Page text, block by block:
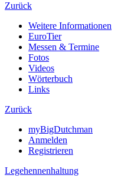
Zurück
Weitere Informationen
EuroTier
Messen & Termine
Fotos
Videos
Wörterbuch
Links
Zurück
myBigDutchman
Anmelden
Registrieren
Legehennenhaltung